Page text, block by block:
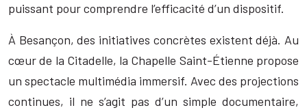
puissant pour comprendre l’efficacité d’un dispositif.
À Besançon, des initiatives concrètes existent déjà. Au
cœur de la Citadelle, la Chapelle Saint-Étienne propose
un spectacle multimédia immersif. Avec des projections
continues, il ne s’agit pas d’un simple documentaire,